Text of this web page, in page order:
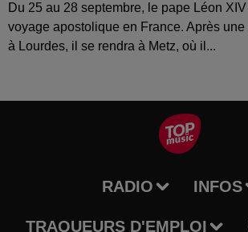
Du 25 au 28 septembre, le pape Léon
voyage apostolique en France. Après
à Lourdes, il se rendra à Metz, où il...
RADIO INFOS
TRAQUEURS D'EMPLOI